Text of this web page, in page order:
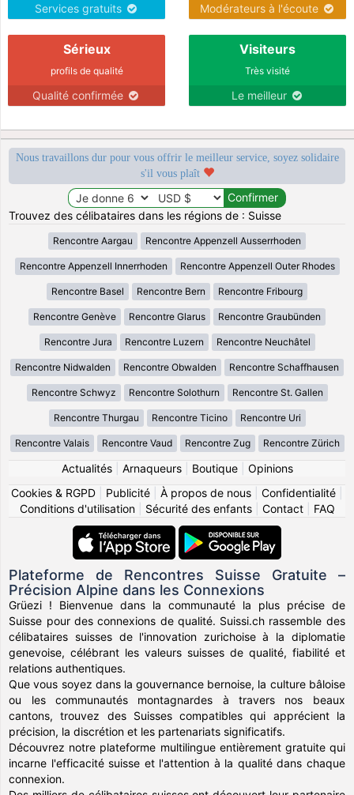
Services gratuits Modérateurs à l'écoute
Sérieux
profils de qualité
Qualité confirmée
Visiteurs
Très visité
Le meilleur
Nous travaillons dur pour vous offrir le meilleur service, soyez solidaire
s'il vous plaît
Trouvez des célibataires dans les régions de : Suisse
Rencontre Aargau Rencontre Appenzell Ausserrhoden
Rencontre Appenzell Innerrhoden Rencontre Appenzell Outer Rhodes
Rencontre Basel Rencontre Bern Rencontre Fribourg
Rencontre Genève Rencontre Glarus Rencontre Graubünden
Rencontre Jura Rencontre Luzern Rencontre Neuchâtel
Rencontre Nidwalden Rencontre Obwalden Rencontre Schaffhausen
Rencontre Schwyz Rencontre Solothurn Rencontre St. Gallen
Rencontre Thurgau Rencontre Ticino Rencontre Uri
Rencontre Valais Rencontre Vaud Rencontre Zug Rencontre Zürich
Actualités| Arnaqueurs| Boutique| Opinions
Cookies & RGPD
Publicité À propos de nous Confidentialité
Conditions d'utilisation| Sécurité des enfants| Contact| FAQ
Plateforme de Rencontres Suisse Gratuite –
Précision Alpine dans les Connexions
Grüezi ! Bienvenue dans la communauté la plus précise de
Suisse pour des connexions de qualité. Suissi.ch rassemble des
célibataires suisses de l'innovation zurichoise à la diplomatie
genevoise, célébrant les valeurs suisses de qualité, fiabilité et
relations authentiques.
Que vous soyez dans la gouvernance bernoise, la culture bâloise
ou les communautés montagnardes à travers nos beaux
cantons, trouvez des Suisses compatibles qui apprécient la
précision, la discrétion et les partenariats significatifs.
Découvrez notre plateforme multilingue entièrement gratuite qui
incarne l'efficacité suisse et l'attention à la qualité dans chaque
connexion.